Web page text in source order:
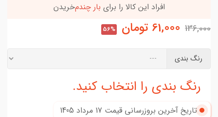
افراد‌ این کالا را برای بار چندم‌خریدن
136,000
61,000 تومان 56%
رنگ بندی
رنگ بندی را انتخاب کنید.
تاریخ آخرین بروزرسانی قیمت 17 مرداد 1405